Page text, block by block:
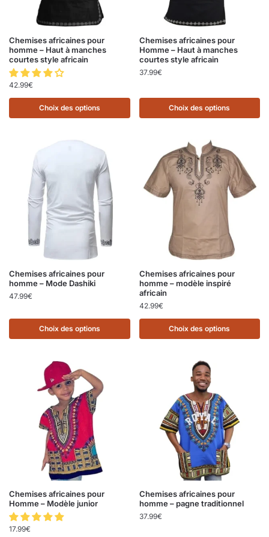
Chemises africaines pour
homme – Haut à manches
courtes style africain
42.99€
Choix des options
Chemises africaines pour
Homme – Haut à manches
courtes style africain
37.99€
Choix des options
Chemises africaines pour
homme – Mode Dashiki
47.99€
Choix des options
Chemises africaines pour
homme – modèle inspiré
africain
42.99€
Choix des options
Chemises africaines pour
Homme – Modèle junior
17.99€
Chemises africaines pour
homme – pagne traditionnel
37.99€